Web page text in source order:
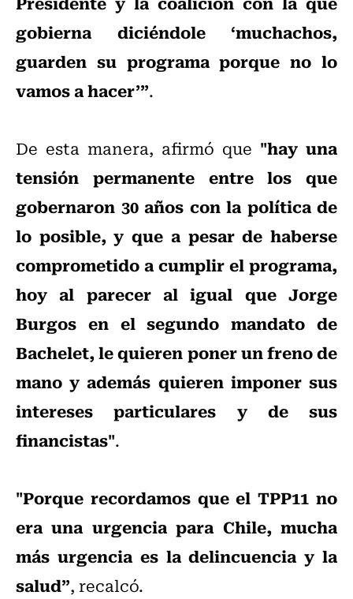
gobierna diciéndole ‘muchachos,
guarden su programa porque no lo
vamos a hacer’”.
De esta manera, afirmó que "hay una
tensión permanente entre los que
gobernaron 30 años con la política de
lo posible, y que a pesar de haberse
comprometido a cumplir el programa,
hoy al parecer al igual que Jorge
Burgos en el segundo mandato de
Bachelet, le quieren poner un freno de
mano y además quieren imponer sus
intereses particulares y de sus
financistas".
"Porque recordamos que el TPP11 no
era una urgencia para Chile, mucha
más urgencia es la delincuencia y la
salud”, recalcó.